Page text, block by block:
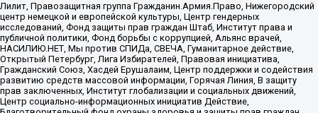
Лилит, Правозащитная группа Гражданин.Армия.Право, Нижегородский
центр немецкой и европейской культуры, Центр гендерных
исследований, Фонд защиты прав граждан Штаб, Институт права и
публичной политики, Фонд борьбы с коррупцией, Альянс врачей,
НАСИЛИЮ.НЕТ, Мы против СПИДа, СВЕЧА, Гуманитарное действие,
Открытый Петербург, Лига Избирателей, Правовая инициатива,
Гражданский Союз, Хасдей Ерушалаим, Центр поддержки и содействия
развитию средств массовой информации, Горячая Линия, В защиту
прав заключенных, Институт глобализации и социальных движений,
Центр социально-информационных инициатив Действие,